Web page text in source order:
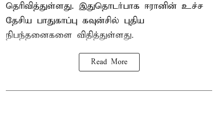
தெரிவித்துள்ளது. இதுதொடர்பாக ஈரானின் உச்ச
தேசிய பாதுகாப்பு கவுன்சில் புதிய
நிபந்தனைகளை விதித்துள்ளது.
Read More